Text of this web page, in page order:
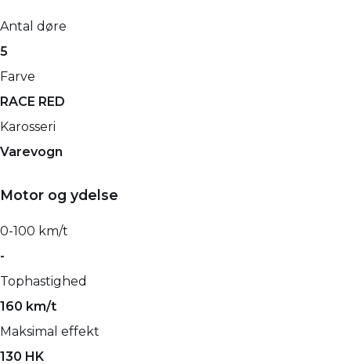
Antal døre
5
Farve
RACE RED
Karosseri
Varevogn
Motor og ydelse
0-100 km/t
-
Tophastighed
160 km/t
Maksimal effekt
130 HK